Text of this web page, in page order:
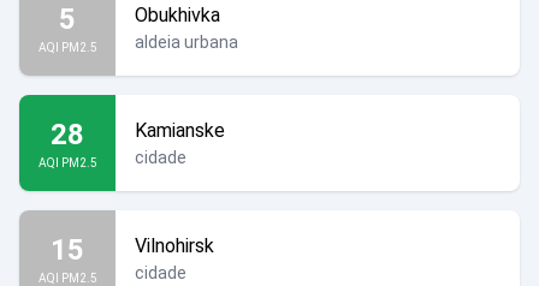
5
AQI PM2.5
Obukhivka
aldeia urbana
28
AQI PM2.5
Kamianske
cidade
15
AQI PM2.5
Vilnohirsk
cidade